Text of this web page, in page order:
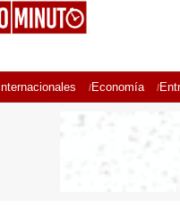
Internacionales Economía